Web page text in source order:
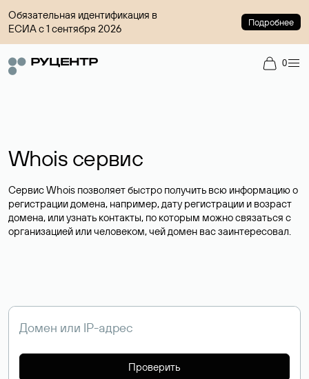
Обязательная идентификация в
ЕСИА с 1 сентября 2026
Подробнее
0
Whois сервис
Сервис Whois позволяет быстро получить всю информацию о
регистрации домена, например, дату регистрации и возраст
домена, или узнать контакты, по которым можно связаться с
организацией или человеком, чей домен вас заинтересовал.
Проверить